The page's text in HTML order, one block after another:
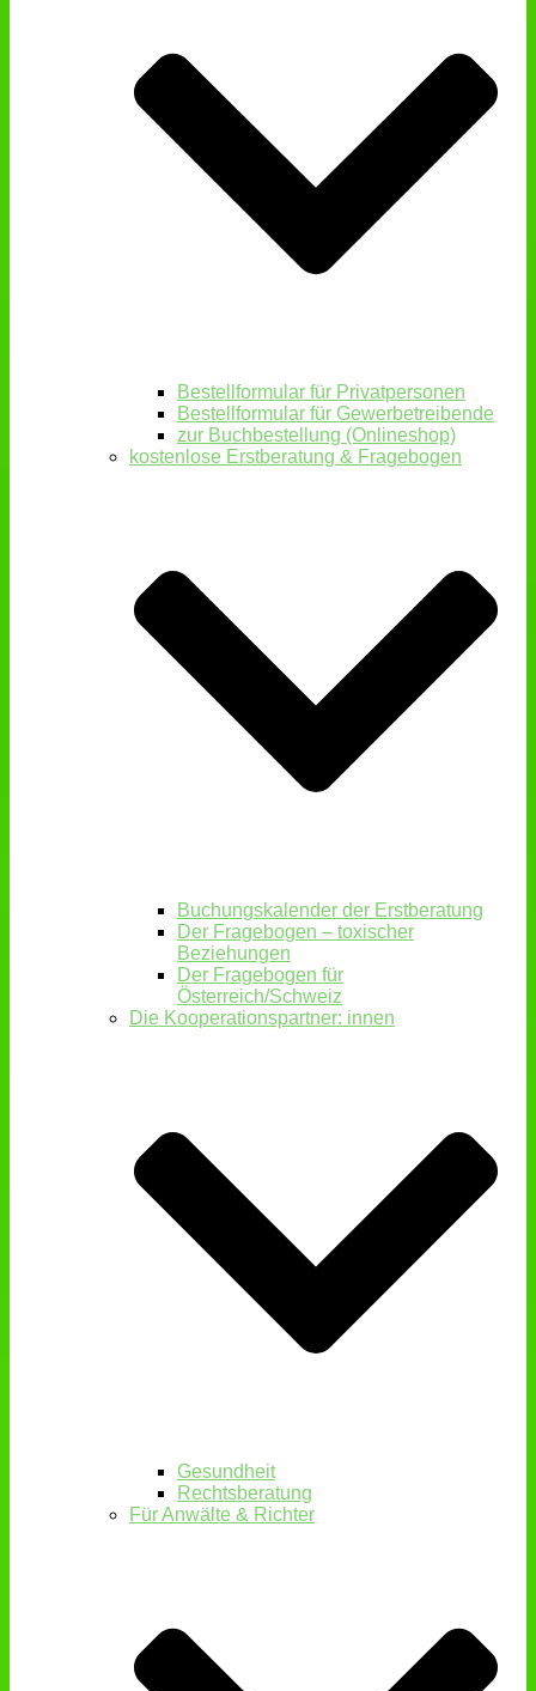
Bestellformular für Privatpersonen
Bestellformular für Gewerbetreibende
zur Buchbestellung (Onlineshop)
kostenlose Erstberatung & Fragebogen
Buchungskalender der Erstberatung
Der Fragebogen – toxischer
Beziehungen
Der Fragebogen für
Österreich/Schweiz
Die Kooperationspartner: innen
Gesundheit
Rechtsberatung
Für Anwälte & Richter